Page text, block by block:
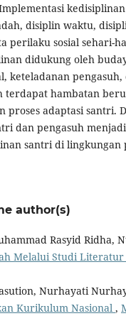
disiplin waktu,
perilaku sosial sehari-
didukung oleh
keteladanan pengasuh,
terdapat hambatan
adaptasi santri.
dan pengasuh
santri di lingkungan
author(s)
Rasyid Ridha,
Melalui Studi Literatur
Nurhayati
Kurikulum Nasional ,